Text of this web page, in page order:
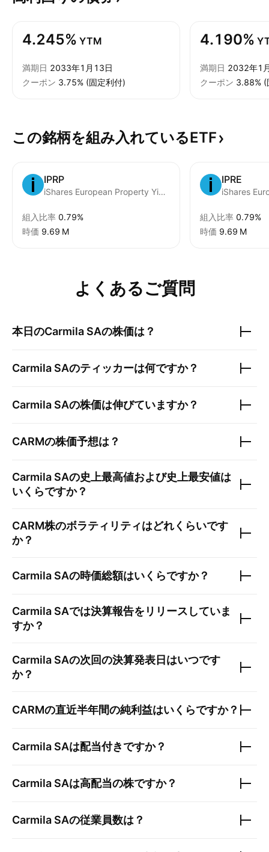
4.245% YTM
満期日 2033年1月13日
クーポン 3.75% (固定利付)
4.190%
満期日 2032年1
クーポン 3.88% (
この銘柄を組み入れているETF
IPRP
iShares European Property Yield UCITS ETF
組入比率 0.79%
時価 ‪9.69 M‬
IPRE
組入比率 0.79%
時価 ‪9.69 M‬
よくあるご質問
本日のCarmila SAの株価は？
Carmila SAのティッカーは何ですか？
Carmila SAの株価は伸びていますか？
CARMの株価予想は？
Carmila SAの史上最高値および史上最安値は
いくらですか？
CARM株のボラティリティはどれくらいです
か？
Carmila SAの時価総額はいくらですか？
Carmila SAでは決算報告をリリースしていま
すか？
Carmila SAの次回の決算発表日はいつです
か？
CARMの直近半年間の純利益はいくらですか？
Carmila SAは配当付きですか？
Carmila SAは高配当の株ですか？
Carmila SAの従業員数は？